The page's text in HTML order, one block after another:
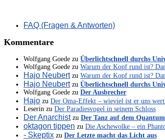
FAQ (Fragen & Antworten)
Kommentare
Wolfgang Goede zu Überlichtschnell durchs
Wolfgang Goede zu Warum der Kopf rund ist?
Hajo Neubertzu Warum der Kopf rund ist?
Hajo Neubertzu Überlichtschnell durchs
Wolfgang Goede zu Der Ausbrecher
Hajo zu Der Oma-Effekt – wieviel ist er uns
Leserin zu Der Paradiesvogel in seinem Schloss
Der Anarchistzu Der Tanz auf dem Quantum
oktagon tippen zu Die Aschewolke – ein
- Skeptix zu Der Letzte macht das Licht aus